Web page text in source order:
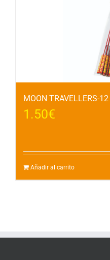
MOON TRAVELLERS-12
1.50€
Añadir al carrito